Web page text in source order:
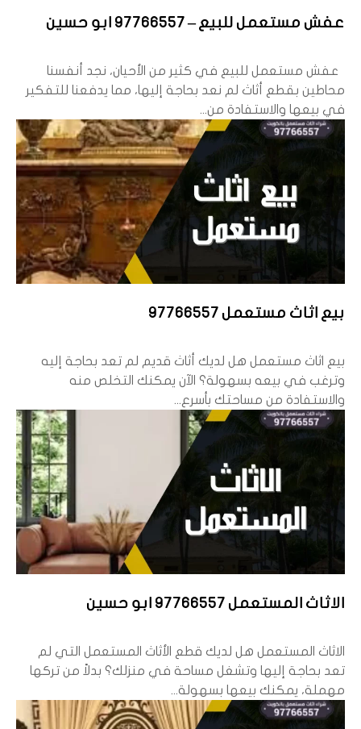
عفش مستعمل للبيع – 97766557 ابو حسين
عفش مستعمل للبيع في كثير من الأحيان، نجد أنفسنا
محاطين بقطع أثاث لم نعد بحاجة إليها، مما يدفعنا للتفكير
في بيعها والاستفادة من...
بيع اثاث مستعمل 97766557
بيع اثاث مستعمل هل لديك أثاث قديم لم تعد بحاجة إليه
وترغب في بيعه بسهولة؟ الآن يمكنك التخلص منه
والاستفادة من مساحتك بأسرع...
الاثاث المستعمل 97766557 ابو حسين
الاثاث المستعمل هل لديك قطع الأثاث المستعمل التي لم
تعد بحاجة إليها وتشغل مساحة في منزلك؟ بدلاً من تركها
مهملة، يمكنك بيعها بسهولة...